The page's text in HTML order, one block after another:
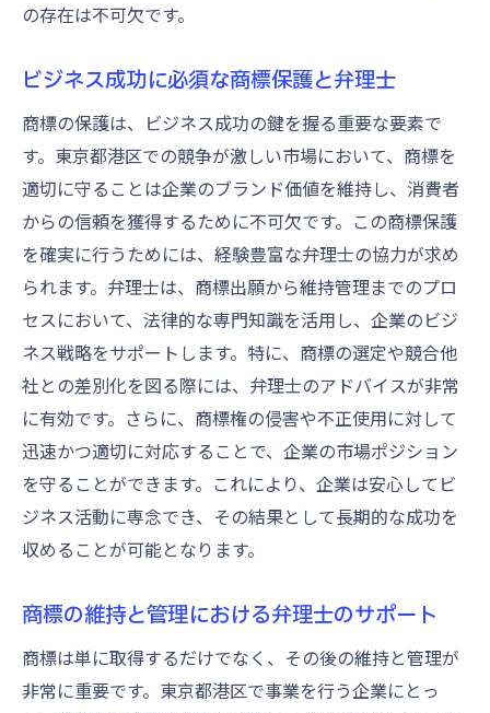
の存在は不可欠です。
ビジネス成功に必須な商標保護と弁理士
商標の保護は、ビジネス成功の鍵を握る重要な要素で
す。東京都港区での競争が激しい市場において、商標を
適切に守ることは企業のブランド価値を維持し、消費者
からの信頼を獲得するために不可欠です。この商標保護
を確実に行うためには、経験豊富な弁理士の協力が求め
られます。弁理士は、商標出願から維持管理までのプロ
セスにおいて、法律的な専門知識を活用し、企業のビジ
ネス戦略をサポートします。特に、商標の選定や競合他
社との差別化を図る際には、弁理士のアドバイスが非常
に有効です。さらに、商標権の侵害や不正使用に対して
迅速かつ適切に対応することで、企業の市場ポジション
を守ることができます。これにより、企業は安心してビ
ジネス活動に専念でき、その結果として長期的な成功を
収めることが可能となります。
商標の維持と管理における弁理士のサポート
商標は単に取得するだけでなく、その後の維持と管理が
非常に重要です。東京都港区で事業を行う企業にとっ